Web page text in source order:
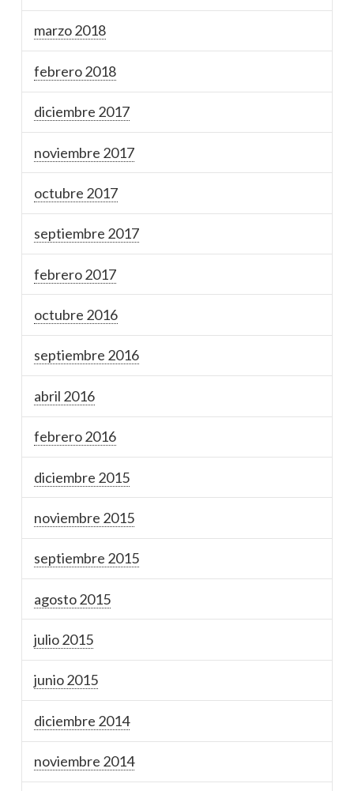
marzo 2018
febrero 2018
diciembre 2017
noviembre 2017
octubre 2017
septiembre 2017
febrero 2017
octubre 2016
septiembre 2016
abril 2016
febrero 2016
diciembre 2015
noviembre 2015
septiembre 2015
agosto 2015
julio 2015
junio 2015
diciembre 2014
noviembre 2014